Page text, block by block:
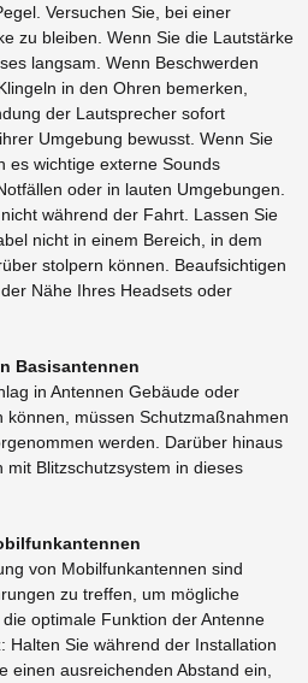
Versuchen Sie, bei einer
zu bleiben. Wenn Sie die Lautstärke
langsam. Wenn Beschwerden
in den Ohren bemerken,
der Lautsprecher sofort
Umgebung bewusst. Wenn Sie
es wichtige externe Sounds
oder in lauten Umgebungen.
während der Fahrt. Lassen Sie
nicht in einem Bereich, in dem
stolpern können. Beaufsichtigen
Nähe Ihres Headsets oder
Basisantennen
in Antennen Gebäude oder
können, müssen Schutzmaßnahmen
werden. Darüber hinaus
Blitzschutzsystem in dieses
von Mobilfunkantennen sind
zu treffen, um mögliche
optimale Funktion der Antenne
Halten Sie während der Installation
einen ausreichenden Abstand ein,